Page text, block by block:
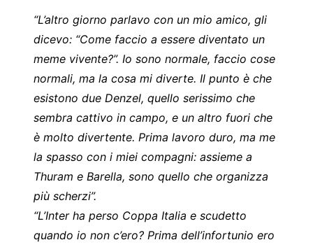
“L’altro giorno parlavo con un mio amico, gli
dicevo: “Come faccio a essere diventato un
meme vivente?”. Io sono normale, faccio cose
normali, ma la cosa mi diverte. Il punto è che
esistono due Denzel, quello serissimo che
sembra cattivo in campo, e un altro fuori che
è molto divertente. Prima lavoro duro, ma me
la spasso con i miei compagni: assieme a
Thuram e Barella, sono quello che organizza
più scherzi”.
“L’Inter ha perso Coppa Italia e scudetto
quando io non c’ero? Prima dell’infortunio ero